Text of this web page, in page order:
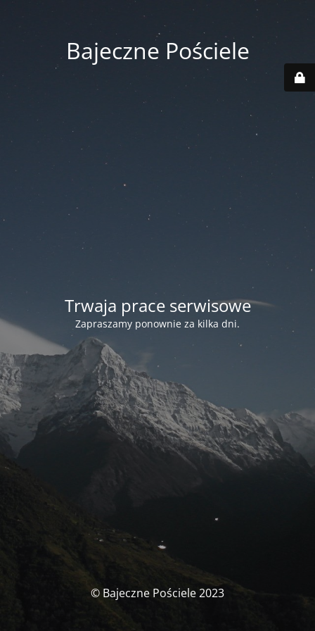
Bajeczne Pościele
Trwaja prace serwisowe
Zapraszamy ponownie za kilka dni.
© Bajeczne Pościele 2023